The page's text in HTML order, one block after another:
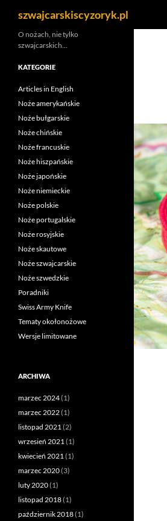
Przejdź
treści
szwajcarskiscyzoryk.pl
O nożach, nie tylko
szwajcarskich…
KATEGORIE
Articles in English
Noże amerykańskie
Noże bułgarskie
Noże chińskie
Noże francuskie
Noże hiszpańskie
Noże japońskie
Noże niemieckie
Noże polskie
Noże portugalskie
Noże rosyjskie
Noże skautowe
Noże szwajcarskie
Noże szwedzkie
Poradniki
Swiss Army Knife
Tematy okołonożowe
Wersje limitowane
ARCHIWA
marzec 2024(1)
marzec 2022(1)
listopad 2021(2)
wrzesień 2021(1)
kwiecień 2021(1)
marzec 2020(3)
luty 2020(1)
listopad 2018(1)
październik 2018(1)